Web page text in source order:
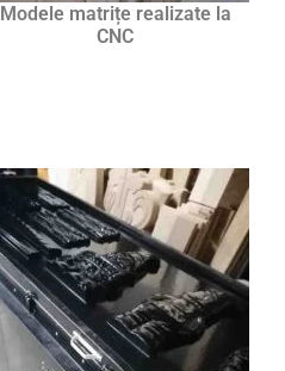
Modele matrițe realizate la
CNC